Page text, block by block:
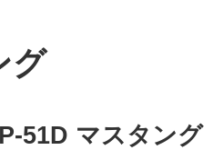
グ
P-51D マスタング